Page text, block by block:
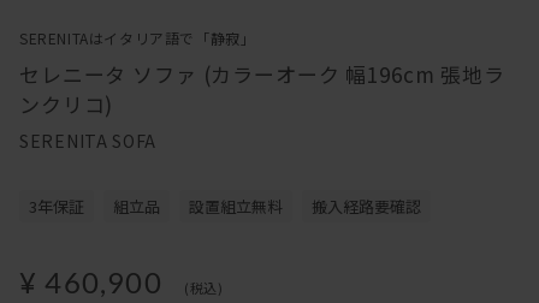
SERENITAはイタリア語で「静寂」
セレニータ ソファ (カラーオーク 幅196cm 張地ラ
ンクリコ)
SERENITA SOFA
3年保証 組立品 設置組立無料 搬入経路要確認
¥ 460,900 (税込)